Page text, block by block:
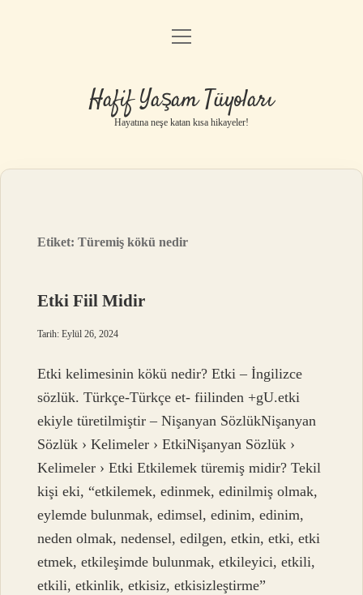
Anasayfa
Yasal Uyarı
menüyü
Hafif Yaşam Tüyoları
Hayatına neşe katan kısa hikayeler!
Etiket:Türemiş kökü nedir
Etki Fiil Midir
Tarih: Eylül 26, 2024
Etki kelimesinin kökü nedir? Etki – İngilizce
sözlük. Türkçe-Türkçe et- fiilinden +gU.etki
ekiyle türetilmiştir – Nişanyan SözlükNişanyan
Sözlük › Kelimeler › EtkiNişanyan Sözlük ›
Kelimeler › Etki Etkilemek türemiş midir? Tekil
kişi eki, “etkilemek, edinmek, edinilmiş olmak,
eylemde bulunmak, edimsel, edinim, edinim,
neden olmak, nedensel, edilgen, etkin, etki, etki
etmek, etkileşimde bulunmak, etkileyici, etkili,
etkili, etkinlik, etkisiz, etkisizleştirme”